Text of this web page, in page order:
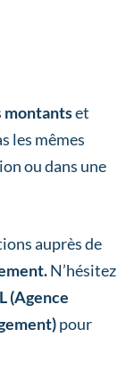
montantset
les mêmes
ou dans une
auprès de
N’hésitez
(Agence
pour